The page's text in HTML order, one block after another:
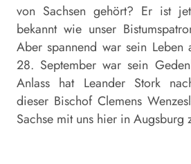
von Sachsen gehört? Er ist
bekannt wie unser
Aber spannend war sein Leben
28. September war sein
Anlass hat Leander Stork
dieser Bischof Clemens
Sachse mit uns hier in Augsburg